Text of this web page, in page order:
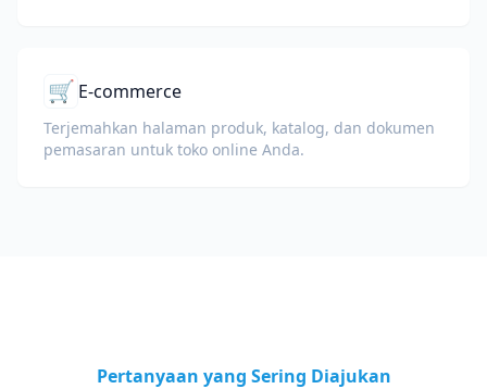
🛒 E-commerce
Terjemahkan halaman produk, katalog, dan dokumen
pemasaran untuk toko online Anda.
Pertanyaan yang Sering Diajukan